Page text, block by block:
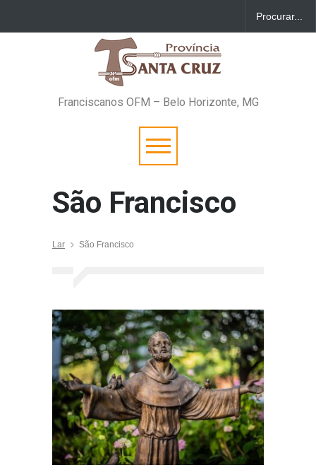
Franciscanos OFM – Belo Horizonte, MG
São Francisco
Lar São Francisco